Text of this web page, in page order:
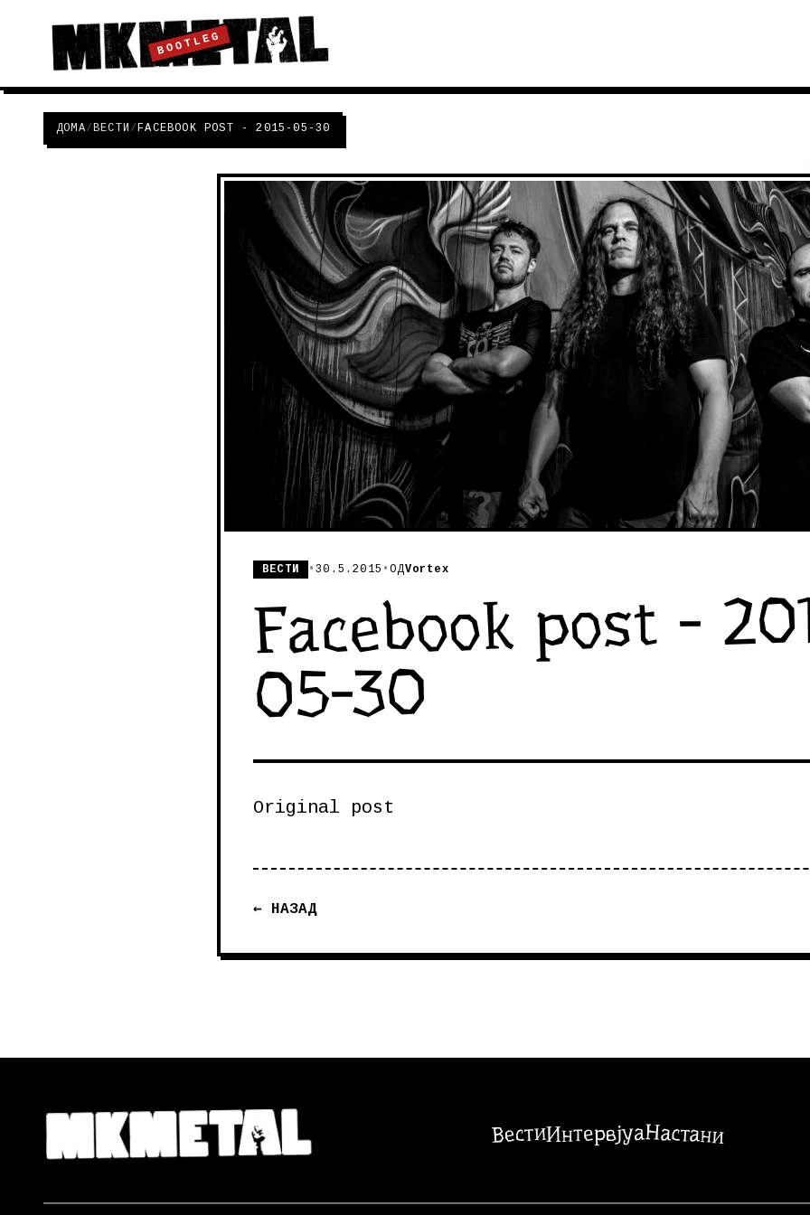
BOOTLEG
ДОМА/ВЕСТИ /FACEBOOK POST - 2015-05-30
ВЕСТИ •30.5.2015 •ОДVortex
Facebook post -
05-30
Original post
← НАЗАД
ВестиИнтервјуаНастани